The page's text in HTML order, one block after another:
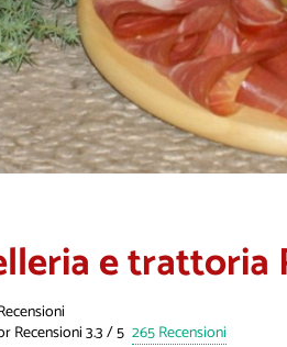
e trattoria
265 Recensioni